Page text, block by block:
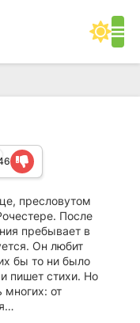
пресловутом
После
пребывает в
Он любит
бы то ни было
пишет стихи. Но
многих: от